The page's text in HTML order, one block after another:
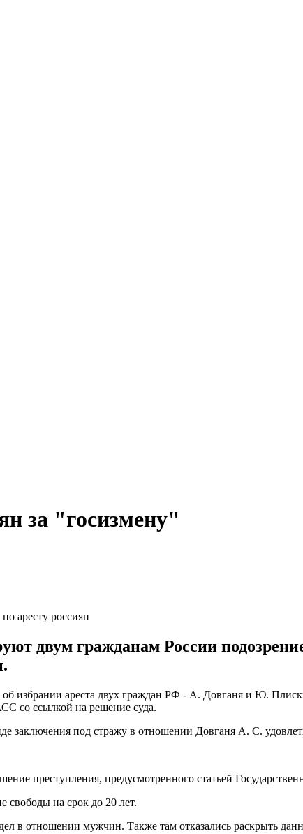
за "госизмену"
аресту россиян
двум гражданам России
избрании ареста двух граждан РФ - А. Довганя и Ю.
со ссылкой на решение суда.
заключения под стражу в отношении Довганя А. С.
преступления, предусмотренного статьей
свободы на срок до 20 лет.
в отношении мужчин. Также там отказались раскрыть